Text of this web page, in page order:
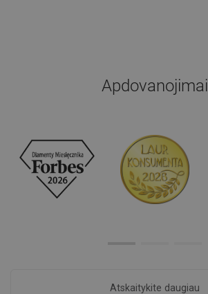
Apdovanojimai
Atskaitykite daugiau